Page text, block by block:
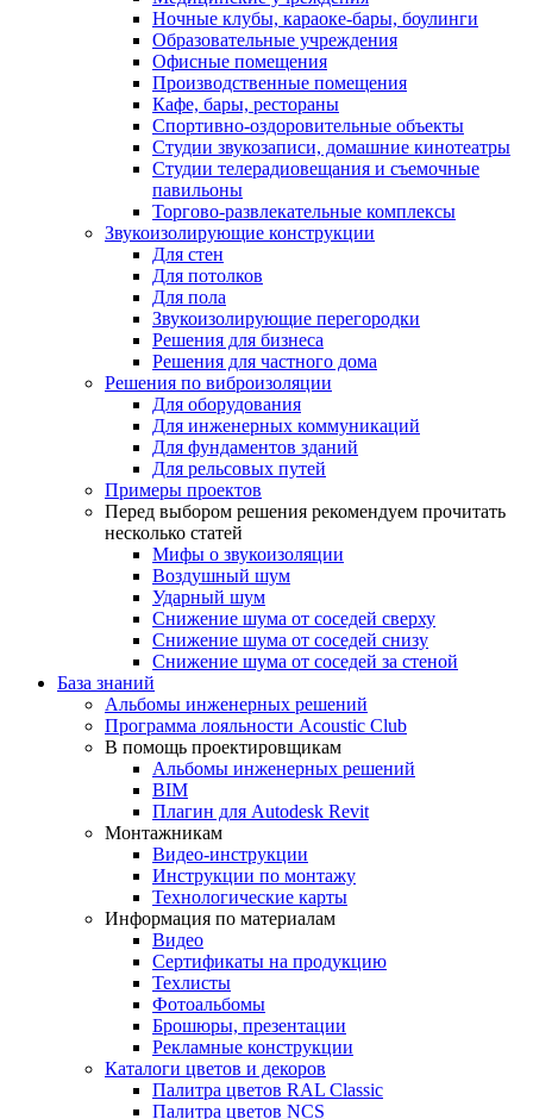
Ночные клубы, караоке-бары, боулинги
Образовательные учреждения
Офисные помещения
Производственные помещения
Кафе, бары, рестораны
Спортивно-оздоровительные объекты
Студии звукозаписи, домашние кинотеатры
Студии телерадиовещания и съемочные
павильоны
Торгово-развлекательные комплексы
Звукоизолирующие конструкции
Для стен
Для потолков
Для пола
Звукоизолирующие перегородки
Решения для бизнеса
Решения для частного дома
Решения по виброизоляции
Для оборудования
Для инженерных коммуникаций
Для фундаментов зданий
Для рельсовых путей
Примеры проектов
Перед выбором решения рекомендуем прочитать
несколько статей
Мифы о звукоизоляции
Воздушный шум
Ударный шум
Снижение шума от соседей сверху
Снижение шума от соседей снизу
Снижение шума от соседей за стеной
База знаний
Альбомы инженерных решений
Программа лояльности Acoustic Club
В помощь проектировщикам
Альбомы инженерных решений
BIM
Плагин для Autodesk Revit
Монтажникам
Видео-инструкции
Инструкции по монтажу
Технологические карты
Информация по материалам
Видео
Сертификаты на продукцию
Техлисты
Фотоальбомы
Брошюры, презентации
Рекламные конструкции
Каталоги цветов и декоров
Палитра цветов RAL Сlassic
Палитра цветов NCS